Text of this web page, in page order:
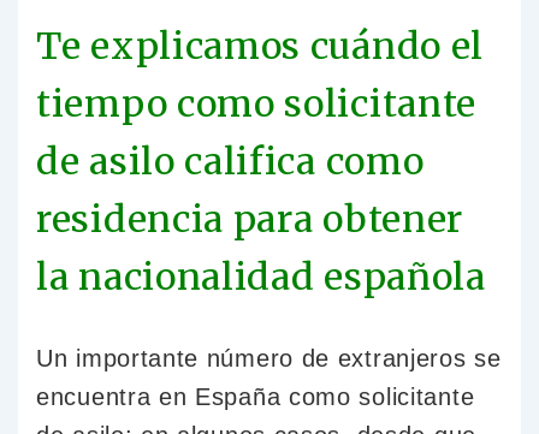
Te explicamos cuándo el
tiempo como solicitante
de asilo califica como
residencia para obtener
la nacionalidad española
Un importante número de extranjeros se
encuentra en España como solicitante